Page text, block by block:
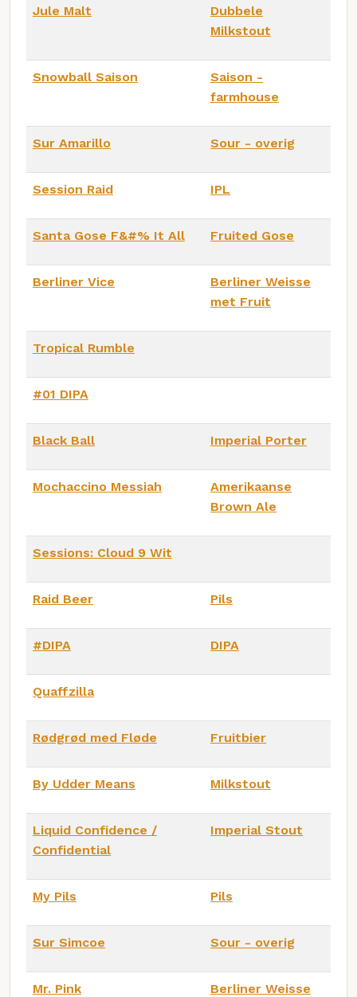
Jule Malt
Dubbele
Milkstout
Snowball Saison
Saison -
farmhouse
Sur Amarillo Sour - overig
Session Raid IPL
Santa Gose F&#% It All Fruited Gose
Berliner Vice
Berliner Weisse
met Fruit
Tropical Rumble
#01 DIPA
Black Ball Imperial Porter
Mochaccino Messiah
Amerikaanse
Brown Ale
Sessions: Cloud 9 Wit
Raid Beer Pils
#DIPA DIPA
Quaffzilla
Rødgrød med Fløde Fruitbier
By Udder Means Milkstout
Liquid Confidence /
Confidential
Imperial Stout
My Pils Pils
Sur Simcoe Sour - overig
Mr. Pink Berliner Weisse